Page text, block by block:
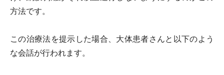
方法です。
この治療法を提示した場合、大体患者さんと以下のよう
な会話が行われます。